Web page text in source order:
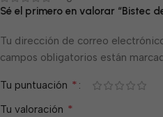
Sé el primero en valorar “Bistec
Tu dirección de correo
campos obligatorios están
Tu puntuación *
Tu valoración *